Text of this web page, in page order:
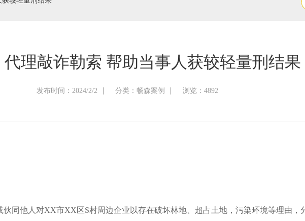
代理敲诈勒索 帮助当事人获较轻量刑结果
发布时间：2024/2/2 分类：畅森案例 浏览：4892
同他人对XX市XX区S村周边企业以存在破坏林地、超占土地，污染环境等理由，